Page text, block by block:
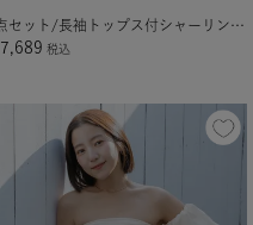
4点セット/長袖トップス付シャーリングビキニ×ショートパンツ/水着
7,689 税込